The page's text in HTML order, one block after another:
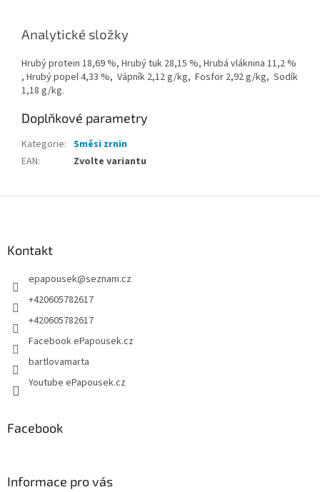
Analytické složky
Hrubý protein 18,69 %, Hrubý tuk 28,15 %, Hrubá vláknina 11,2 %
, Hrubý popel 4,33 %, Vápník 2,12 g/kg, Fosfor 2,92 g/kg, Sodík
1,18 g/kg.
Doplňkové parametry
Kategorie: Směsi zrnin
EAN: Zvolte variantu
Kontakt
epapousek@seznam.cz
+420605782617
+420605782617
Facebook ePapousek.cz
bartlovamarta
Youtube ePapousek.cz
Facebook
Informace pro vás